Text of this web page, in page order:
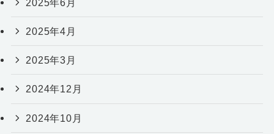
2025年6月
2025年4月
2025年3月
2024年12月
2024年10月